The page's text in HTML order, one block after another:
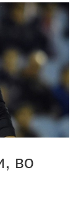
во